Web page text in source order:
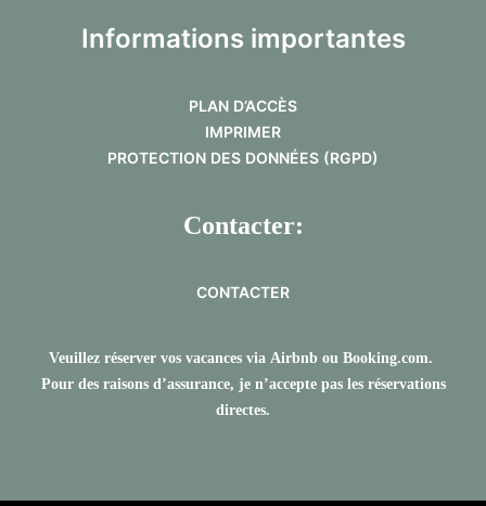
Informations importantes
PLAN D’ACCÈS
IMPRIMER
PROTECTION DES DONNÉES (RGPD)
Contacter:
CONTACTER
Veuillez réserver vos vacances via Airbnb ou Booking.com.
Pour des raisons d’assurance, je n’accepte pas les réservations
directes.